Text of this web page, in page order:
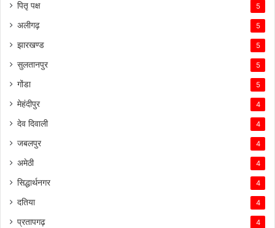
पितृ पक्ष 5
अलीगढ़ 5
झारखण्ड 5
सुलतानपुर 5
गोंडा 5
मेहंदीपुर 4
देव दिवाली 4
जबलपुर 4
अमेठी 4
सिद्धार्थनगर 4
दतिया 4
प्रतापगढ़ 4